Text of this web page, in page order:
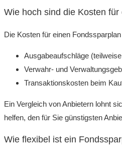
Wie hoch sind die Kosten
Die Kosten für einen
Ausgabeaufschläge
Verwahr- und
Transaktionskosten beim
Ein Vergleich von Anbietern lohnt
helfen, den für Sie günstigsten
Wie flexibel ist ein